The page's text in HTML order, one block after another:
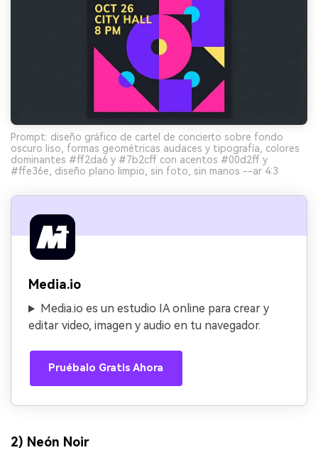
Prompt: diseño gráfico de cartel de concierto sobre fondo
oscuro liso, formas geométricas audaces y tipografía, colores
dominantes #ff2da6 y #7b2cff con acentos #00d2ff y
#ffe36e, diseño plano limpio, sin foto, sin manos --ar 4:3
Media.io
Media.io es un estudio IA online para crear y
editar video, imagen y audio en tu navegador.
Pruébalo Gratis Ahora
2) Neón Noir